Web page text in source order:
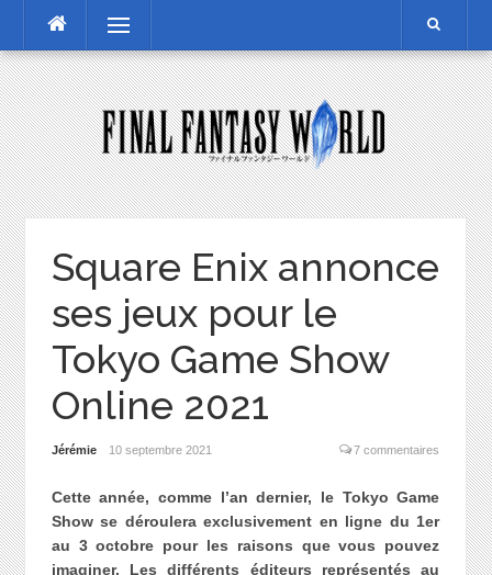
content
Menu
Square Enix annonce
ses jeux pour le
Tokyo Game Show
Online 2021
Jérémie 10 septembre 2021 7 commentaires
Cette année, comme l’an dernier, le Tokyo Game
Show se déroulera exclusivement en ligne du 1er
au 3 octobre pour les raisons que vous pouvez
imaginer. Les différents éditeurs représentés au